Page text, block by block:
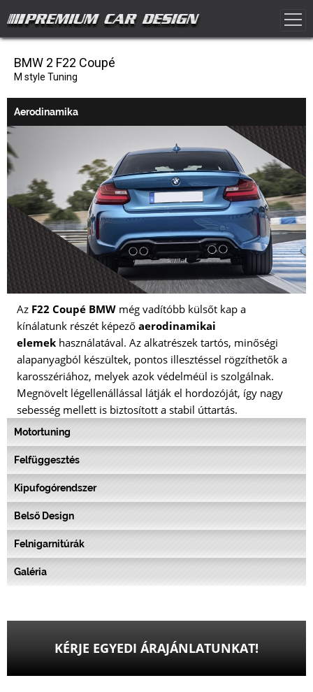
BMW 2 F22 Coupé
M style Tuning
Aerodinamika
Az F22 Coupé BMW még vadítóbb külsőt kap a
kínálatunk részét képező aerodinamikai
elemek használatával. Az alkatrészek tartós, minőségi
alapanyagból készültek, pontos illesztéssel rögzíthetők a
karosszériához, melyek azok védelméül is szolgálnak.
Megnövelt légellenállással látják el hordozóját, így nagy
sebesség mellett is biztosított a stabil úttartás.
Motortuning
Felfüggesztés
Kipufogórendszer
Belső Design
Felnigarnitúrák
Galéria
KÉRJE EGYEDI ÁRAJÁNLATUNKAT!